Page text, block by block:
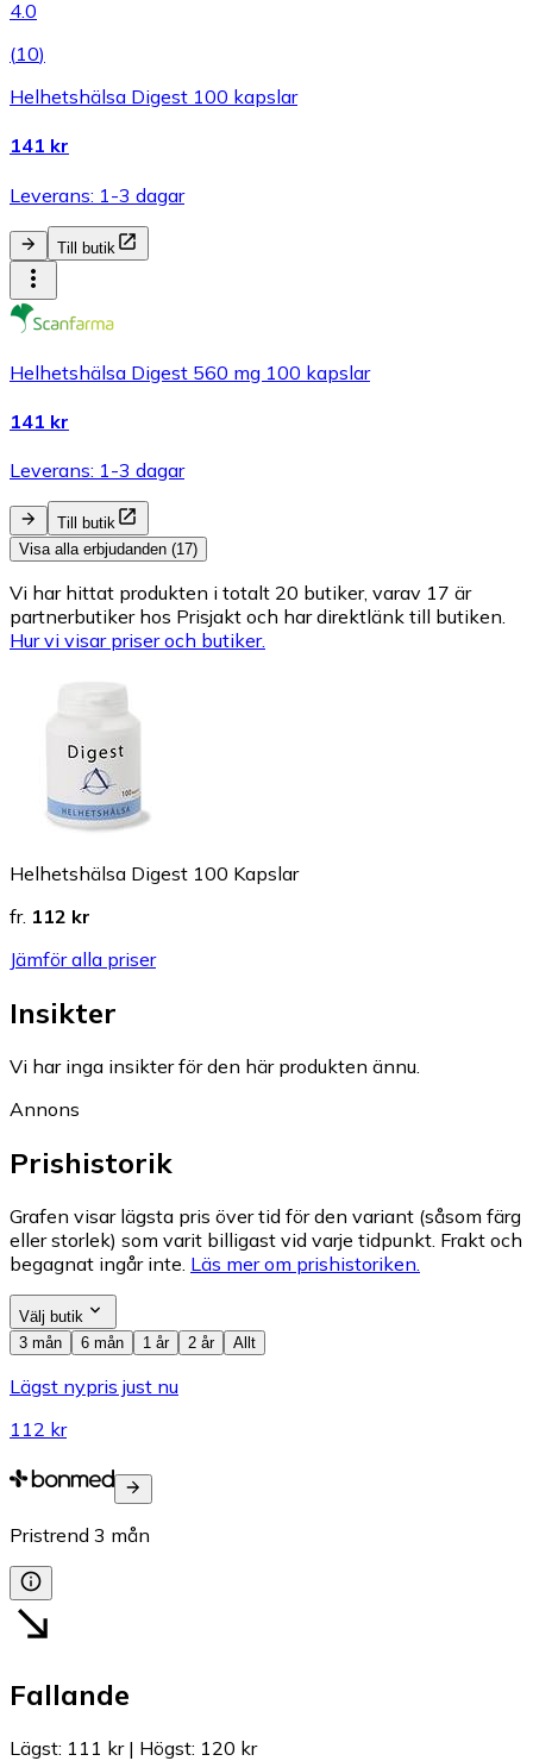
4.0
(10)
Helhetshälsa Digest 100 kapslar
141 kr
Leverans: 1-3 dagar
Till butik
Helhetshälsa Digest 560 mg 100 kapslar
141 kr
Leverans: 1-3 dagar
Till butik
Visa alla erbjudanden (17)
Vi har hittat produkten i totalt 20 butiker, varav 17 är
partnerbutiker hos Prisjakt och har direktlänk till butiken.
Hur vi visar priser och butiker.
Helhetshälsa Digest 100 Kapslar
fr. 112 kr
Jämför alla priser
Insikter
Vi har inga insikter för den här produkten ännu.
Annons
Prishistorik
Grafen visar lägsta pris över tid för den variant (såsom färg
eller storlek) som varit billigast vid varje tidpunkt. Frakt och
begagnat ingår inte. Läs mer om prishistoriken.
Välj butik
3 mån
6 mån 1 år 2 år Allt
Lägst nypris just nu
112 kr
Pristrend 3 mån
Fallande
Lägst: 111 kr| Högst: 120 kr